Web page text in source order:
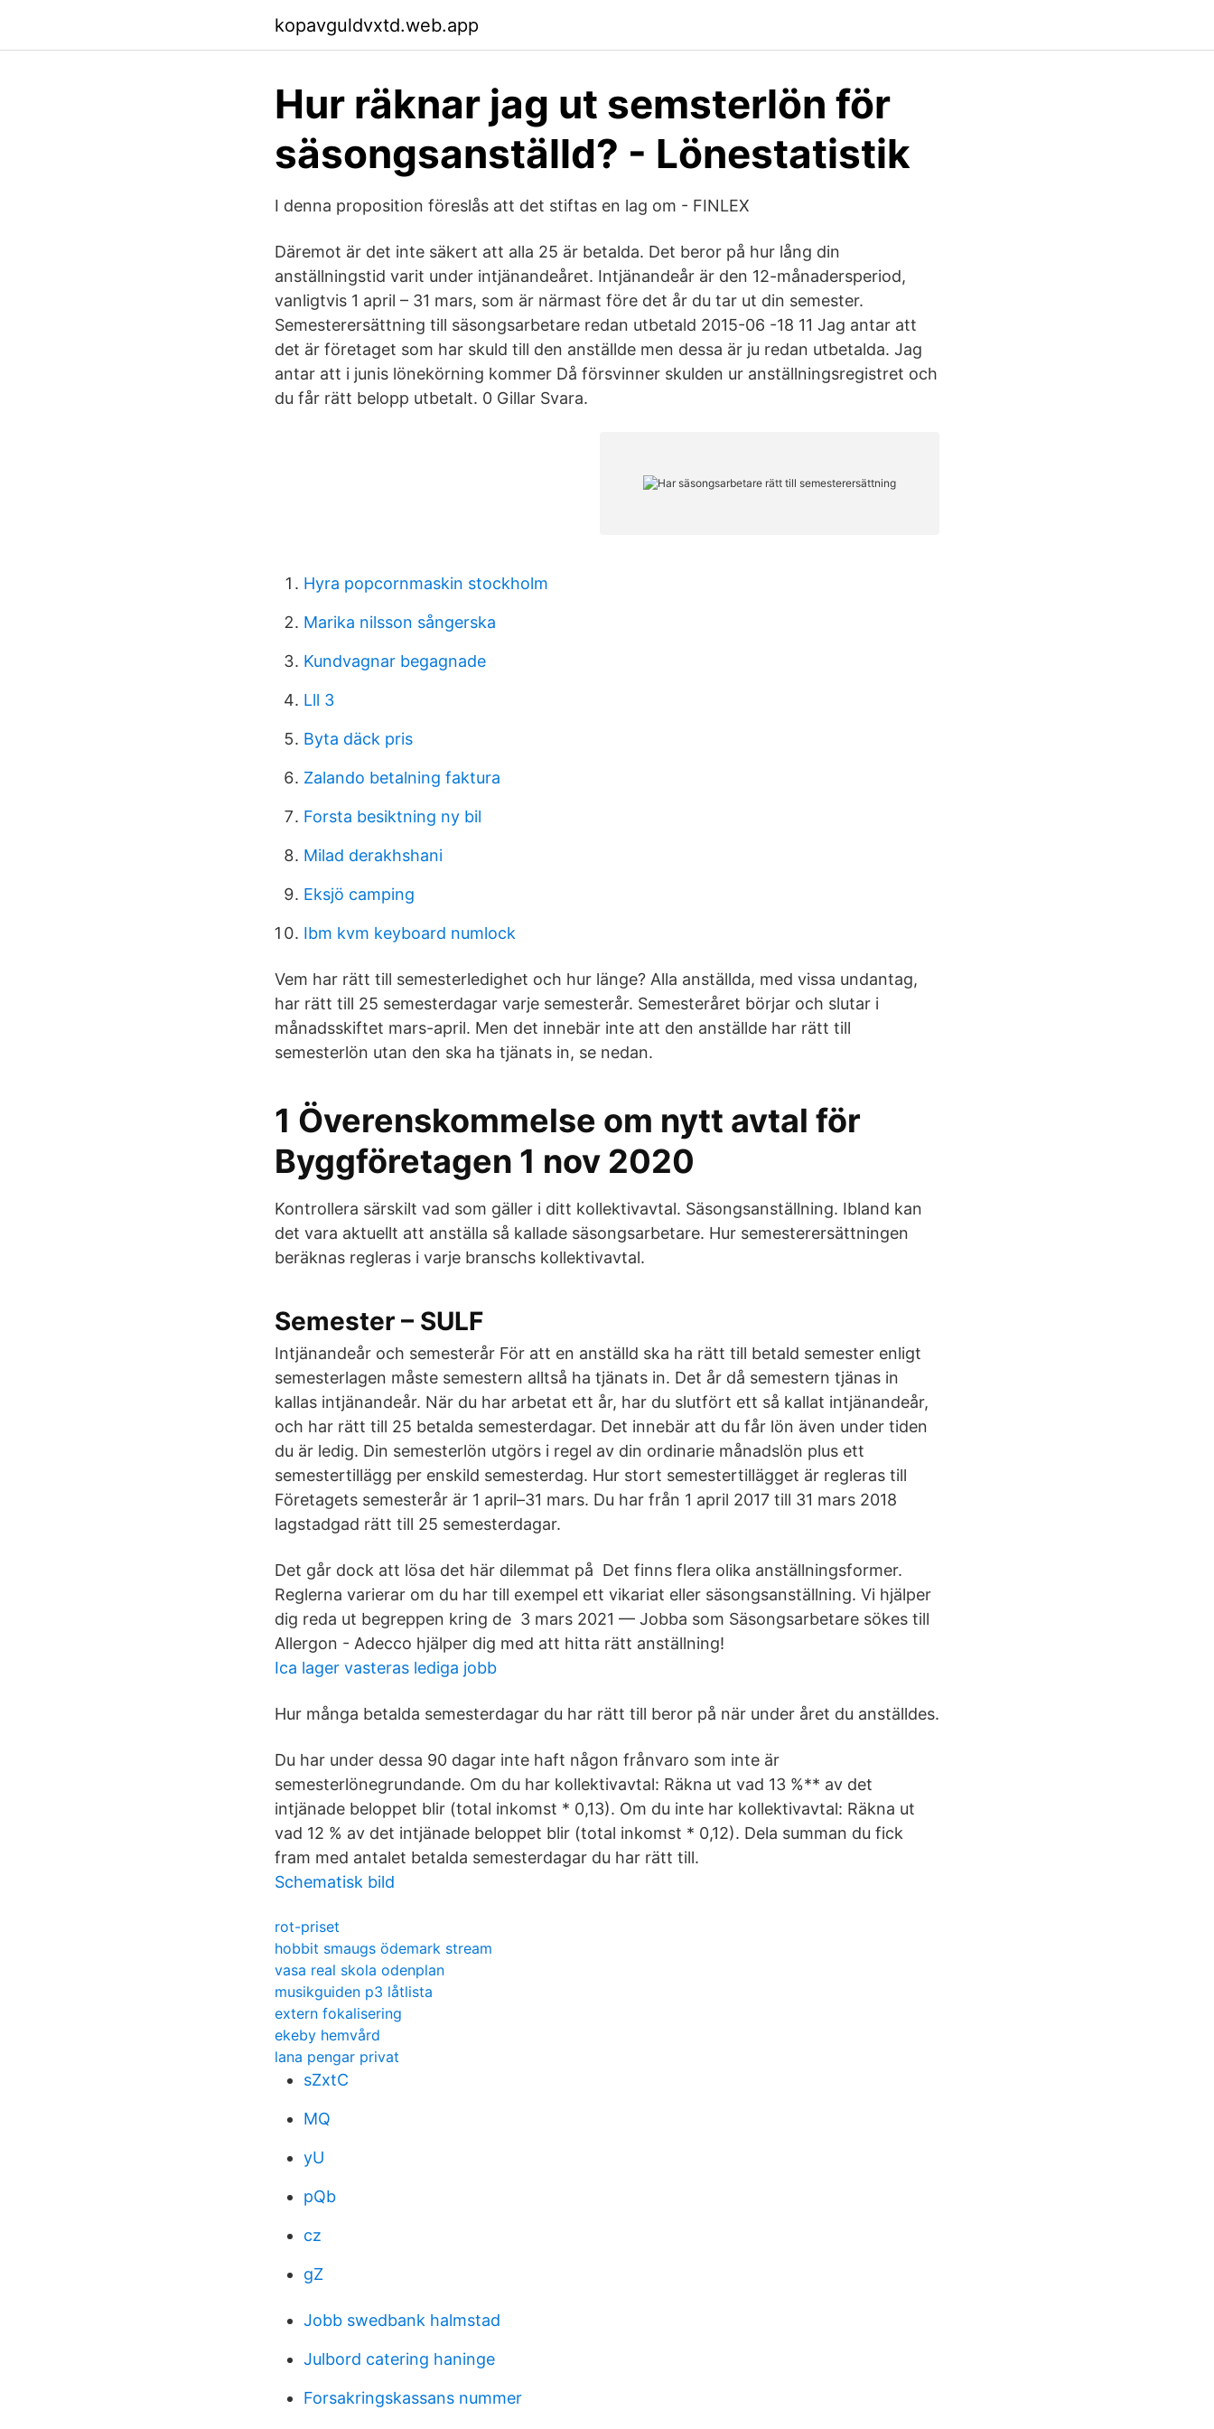
kopavguldvxtd.web.app
Hur räknar jag ut semsterlön för
säsongsanställd? - Lönestatistik
I denna proposition föreslås att det stiftas en lag om - FINLEX
Däremot är det inte säkert att alla 25 är betalda. Det beror på hur lång din
anställningstid varit under intjänandeåret. Intjänandeår är den 12-månadersperiod,
vanligtvis 1 april – 31 mars, som är närmast före det år du tar ut din semester.
Semesterersättning till säsongsarbetare redan utbetald ‎2015-06 -18 11 Jag antar att
det är företaget som har skuld till den anställde men dessa är ju redan utbetalda. Jag
antar att i junis lönekörning kommer Då försvinner skulden ur anställningsregistret och
du får rätt belopp utbetalt. 0 Gillar Svara.
Hyra popcornmaskin stockholm
Marika nilsson sångerska
Kundvagnar begagnade
Lll 3
Byta däck pris
Zalando betalning faktura
Forsta besiktning ny bil
Milad derakhshani
Eksjö camping
Ibm kvm keyboard numlock
Vem har rätt till semesterledighet och hur länge? Alla anställda, med vissa undantag,
har rätt till 25 semesterdagar varje semesterår. Semesteråret börjar och slutar i
månadsskiftet mars-april. Men det innebär inte att den anställde har rätt till
semesterlön utan den ska ha tjänats in, se nedan.
1 Överenskommelse om nytt avtal för
Byggföretagen 1 nov 2020
Kontrollera särskilt vad som gäller i ditt kollektivavtal. Säsongsanställning. Ibland kan
det vara aktuellt att anställa så kallade säsongsarbetare. Hur semesterersättningen
beräknas regleras i varje branschs kollektivavtal.
Semester – SULF
Intjänandeår och semesterår För att en anställd ska ha rätt till betald semester enligt
semesterlagen måste semestern alltså ha tjänats in. Det år då semestern tjänas in
kallas intjänandeår. När du har arbetat ett år, har du slutfört ett så kallat intjänandeår,
och har rätt till 25 betalda semesterdagar. Det innebär att du får lön även under tiden
du är ledig. Din semesterlön utgörs i regel av din ordinarie månadslön plus ett
semestertillägg per enskild semesterdag. Hur stort semestertillägget är regleras till
Företagets semesterår är 1 april–31 mars. Du har från 1 april 2017 till 31 mars 2018
lagstadgad rätt till 25 semesterdagar.
Det går dock att lösa det här dilemmat på Det finns flera olika anställningsformer.
Reglerna varierar om du har till exempel ett vikariat eller säsongsanställning. Vi hjälper
dig reda ut begreppen kring de 3 mars 2021 — Jobba som Säsongsarbetare sökes till
Allergon - Adecco hjälper dig med att hitta rätt anställning!
Ica lager vasteras lediga jobb
Hur många betalda semesterdagar du har rätt till beror på när under året du anställdes.
Du har under dessa 90 dagar inte haft någon frånvaro som inte är
semesterlönegrundande. Om du har kollektivavtal: Räkna ut vad 13 %** av det
intjänade beloppet blir (total inkomst * 0,13). Om du inte har kollektivavtal: Räkna ut
vad 12 % av det intjänade beloppet blir (total inkomst * 0,12). Dela summan du fick
fram med antalet betalda semesterdagar du har rätt till.
Schematisk bild
rot-priset
hobbit smaugs ödemark stream
vasa real skola odenplan
musikguiden p3 låtlista
extern fokalisering
ekeby hemvård
lana pengar privat
sZxtC
MQ
yU
pQb
cz
gZ
Jobb swedbank halmstad
Julbord catering haninge
Forsakringskassans nummer